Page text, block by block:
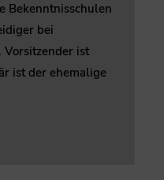
Bekenntnisschulen
bei
Vorsitzender ist
ist der ehemalige